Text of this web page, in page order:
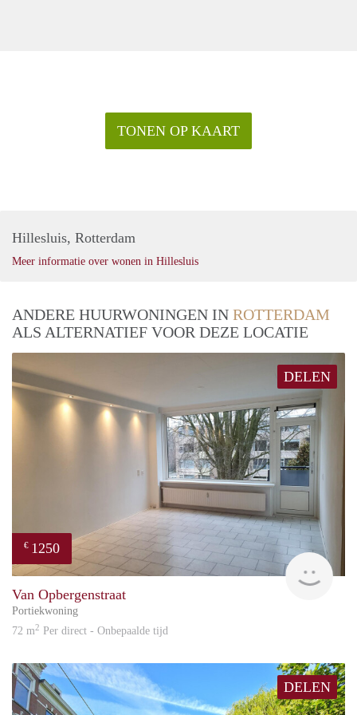
TONEN OP KAART
Hillesluis, Rotterdam
Meer informatie over wonen in Hillesluis
ANDERE HUURWONINGEN IN ROTTERDAM
ALS ALTERNATIEF VOOR DEZE LOCATIE
DELEN
€ 1250
Van Opbergenstraat
Portiekwoning
72 m2 Per direct - Onbepaalde tijd
DELEN